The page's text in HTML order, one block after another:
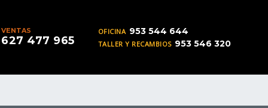
OFICINA 953 544 644
TALLER Y RECAMBIOS 953 546 320
VENTAS
627 477 965